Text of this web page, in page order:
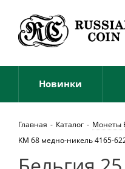
Новинки
Главная - Каталог - Монеты
KM 68 медно-никель 4165-